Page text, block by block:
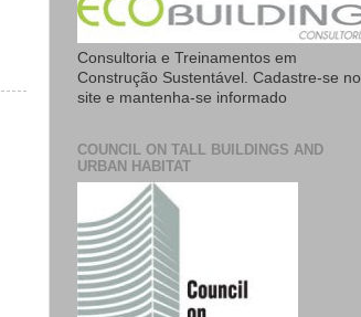
Consultoria e Treinamentos em
Construção Sustentável. Cadastre-se no
site e mantenha-se informado
COUNCIL ON TALL BUILDINGS AND
URBAN HABITAT